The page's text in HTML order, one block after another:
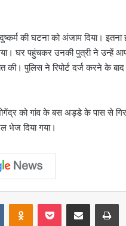
की घटना को अंजाम दिया। इतना
घर पहुंचकर उनकी पुत्री ने उन्हें
पुलिस ने रिपोर्ट दर्ज करने के
को गांव के बस अड्डे के पास से
भेज दिया गया।
VKontakteOdnoklassniki
Pocket Share via Email